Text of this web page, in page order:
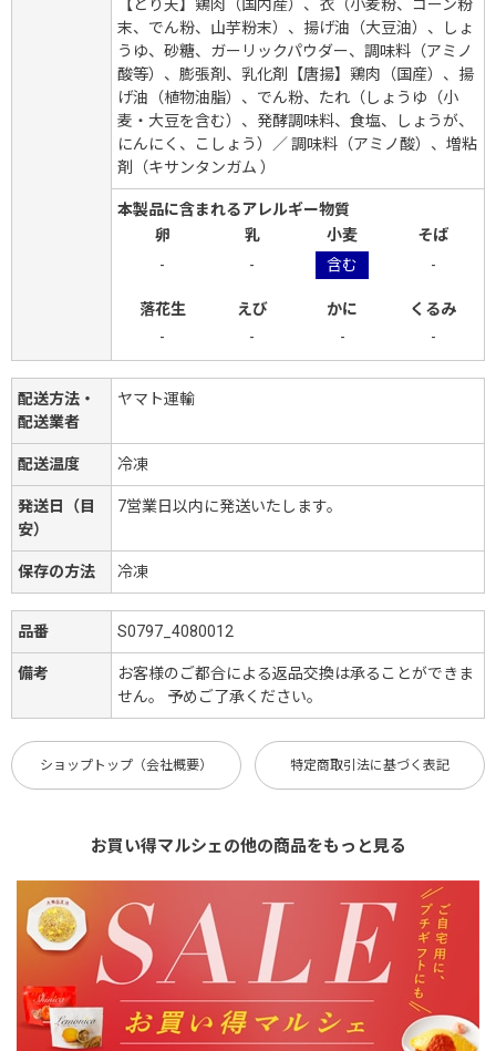
【とり天】鶏肉（国内産）、衣（小麦粉、コーン粉
末、でん粉、山芋粉末）、揚げ油（大豆油）、しょ
うゆ、砂糖、ガーリックパウダー、調味料（アミノ
酸等）、膨張剤、乳化剤【唐揚】鶏肉（国産）、揚
げ油（植物油脂）、でん粉、たれ（しょうゆ（小
麦・大豆を含む）、発酵調味料、食塩、しょうが、
にんにく、こしょう）／ 調味料（アミノ酸）、増粘
剤（キサンタンガム ）
本製品に含まれるアレルギー物質
卵
乳 小麦
そば
-
- 含む -
落花生 えび かに
くるみ
-
- - -
配送方法・
配送業者
ヤマト運輸
配送温度 冷凍
発送日（目
安）
7営業日以内に発送いたします。
保存の方法 冷凍
品番 S0797_4080012
備考
お客様のご都合による返品交換は承ることができま
せん。 予めご了承ください。
ショップトップ（会社概要） 特定商取引法に基づく表記
お買い得マルシェの他の商品をもっと見る